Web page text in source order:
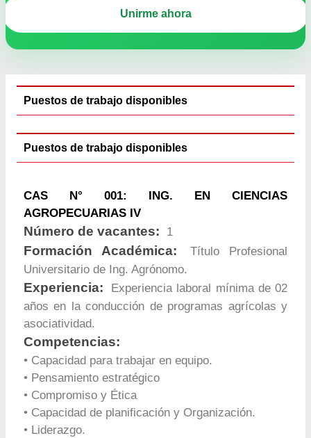
Unirme ahora
Puestos de trabajo disponibles
Puestos de trabajo disponibles
CAS N° 001: ING. EN CIENCIAS
AGROPECUARIAS IV
Número de vacantes: 1
Formación Académica:
Título Profesional
Universitario de Ing. Agrónomo.
Experiencia:
Experiencia laboral mínima de 02
años en la conducción de programas agrícolas y
asociatividad.
Competencias:
• Capacidad para trabajar en equipo.
• Pensamiento estratégico
• Compromiso y Ética
• Capacidad de planificación y Organización.
• Liderazgo.